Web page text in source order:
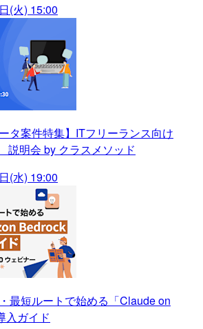
(火) 15:00
タ案件特集】ITフリーランス向け
説明会 by クラスメソッド
(水) 19:00
最短ルートで始める「Claude on
入ガイド